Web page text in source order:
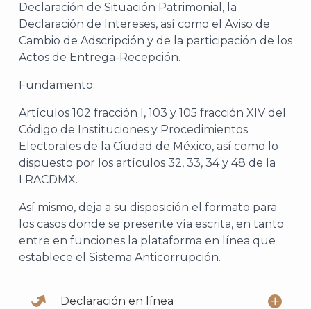
Declaración de Situación Patrimonial, la
Declaración de Intereses, así como el Aviso de
Cambio de Adscripción y de la participación de los
Actos de Entrega-Recepción.
Fundamento:
Artículos 102 fracción I, 103 y 105 fracción XIV del
Código de Instituciones y Procedimientos
Electorales de la Ciudad de México, así como lo
dispuesto por los artículos 32, 33, 34 y 48 de la
LRACDMX.
Así mismo, deja a su disposición el formato para
los casos donde se presente vía escrita, en tanto
entre en funciones la plataforma en línea que
establece el Sistema Anticorrupción.
Declaración en línea